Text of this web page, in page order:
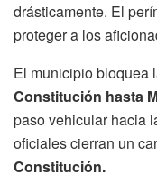
drásticamente. El
proteger a los
El municipio bloquea
Constitución hasta
paso vehicular hacia
oficiales cierran un
Constitución.